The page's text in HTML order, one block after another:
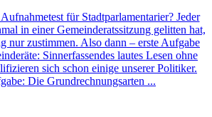
für Stadtparlamentarier? Jeder
in einer Gemeinderatssitzung gelitten hat,
nur zustimmen. Also dann – erste Aufgabe
Sinnerfassendes lautes Lesen ohne
sich schon einige unserer Politiker.
Die Grundrechnungsarten ...